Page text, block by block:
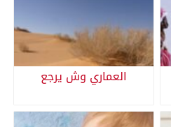
العماري وش يرجع